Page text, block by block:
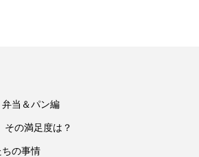
当＆パン編
の満足度は？
の事情